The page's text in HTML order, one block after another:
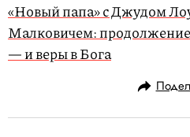
«Новый папа» с Джудом
Малковичем: продолжение
— и веры в Бога